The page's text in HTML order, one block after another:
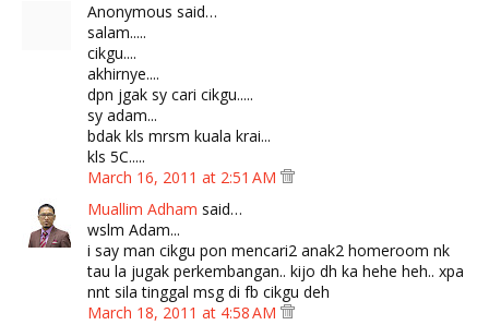
Anonymous said…
salam.....
cikgu....
akhirnye....
dpn jgak sy cari cikgu.....
sy adam...
bdak kls mrsm kuala krai...
kls 5C.....
March 16, 2011 at 2:51 AM
Muallim Adham said…
wslm Adam...
i say man cikgu pon mencari2 anak2 homeroom nk
tau la jugak perkembangan.. kijo dh ka hehe heh.. xpa
nnt sila tinggal msg di fb cikgu deh
March 18, 2011 at 4:58 AM